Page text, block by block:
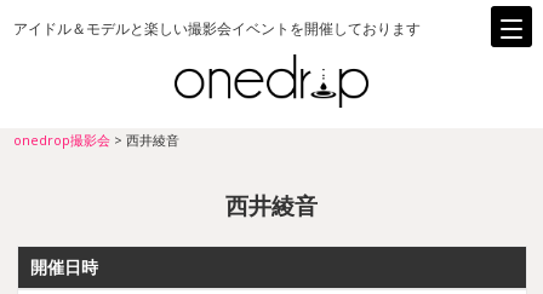
アイドル＆モデルと楽しい撮影会イベントを開催しております
onedrop撮影会 >西井綾音
西井綾音
開催日時